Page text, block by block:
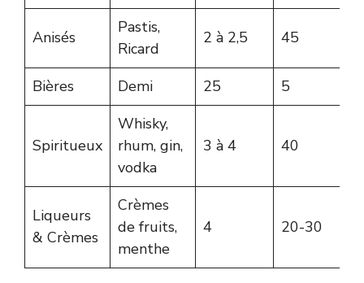
Anisés
Pastis,
Ricard
2 à 2,5 45
Bières Demi 25 5
Spiritueux
Whisky,
rhum, gin,
vodka
3 à 4 40
Liqueurs
& Crèmes
Crèmes
de fruits,
menthe
4 20-30